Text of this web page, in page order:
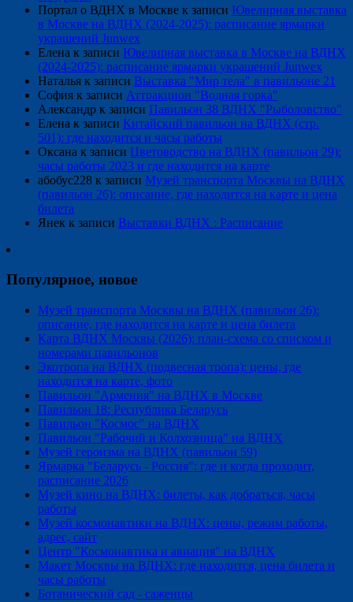
Портал о ВДНХ в Москве к записи Ювелирная выставка
в Москве на ВДНХ (2024-2025): расписание ярмарки
украшений Junwex
Елена к записи Ювелирная выставка в Москве на ВДНХ
(2024-2025): расписание ярмарки украшений Junwex
Наталья к записи Выставка "Мир тела" в павильоне 21
София к записи Аттракцион "Водная горка"
Александр к записи Павильон 38 ВДНХ "Рыболовство"
Елена к записи Китайский павильон на ВДНХ (стр.
501): где находится и часы работы
Оксана к записи Цветоводство на ВДНХ (павильон 29):
часы работы 2023 и где находится на карте
абобус228 к записи Музей транспорта Москвы на ВДНХ
(павильон 26): описание, где находится на карте и цена
билета
Янек к записи Выставки ВДНХ : Расписание
Популярное, новое
Музей транспорта Москвы на ВДНХ (павильон 26):
описание, где находится на карте и цена билета
Карта ВДНХ Москвы (2026): план-схема со списком и
номерами павильонов
Экотропа на ВДНХ (подвесная тропа): цены, где
находится на карте, фото
Павильон "Армения" на ВДНХ в Москве
Павильон 18: Республика Беларусь
Павильон "Космос" на ВДНХ
Павильон "Рабочий и Колхозница" на ВДНХ
Музей героизма на ВДНХ (павильон 59)
Ярмарка "Беларусь - Россия": где и когда проходит,
расписание 2026
Музей кино на ВДНХ: билеты, как добраться, часы
работы
Музей космонавтики на ВДНХ: цены, режим работы,
адрес, сайт
Центр "Космонавтика и авиация" на ВДНХ
Макет Москвы на ВДНХ: где находится, цена билета и
часы работы
Ботанический сад - саженцы